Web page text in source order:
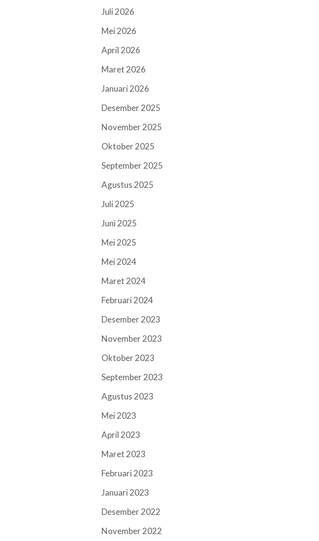
Juli 2026
Mei 2026
April 2026
Maret 2026
Januari 2026
Desember 2025
November 2025
Oktober 2025
September 2025
Agustus 2025
Juli 2025
Juni 2025
Mei 2025
Mei 2024
Maret 2024
Februari 2024
Desember 2023
November 2023
Oktober 2023
September 2023
Agustus 2023
Mei 2023
April 2023
Maret 2023
Februari 2023
Januari 2023
Desember 2022
November 2022